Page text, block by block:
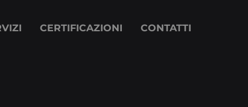
CERTIFICAZIONI CONTATTI